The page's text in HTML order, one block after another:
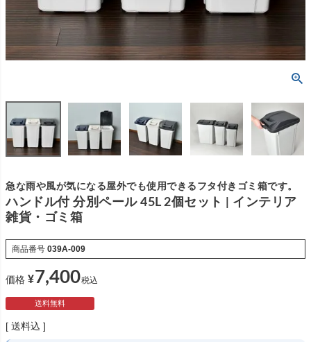
急な雨や風が気になる屋外でも使用できるフタ付きゴミ箱です。
ハンドル付 分別ペール 45L 2個セット | インテリア
雑貨・ゴミ箱
商品番号 039A-009
価格 ¥7,400税込
送料無料
送料込